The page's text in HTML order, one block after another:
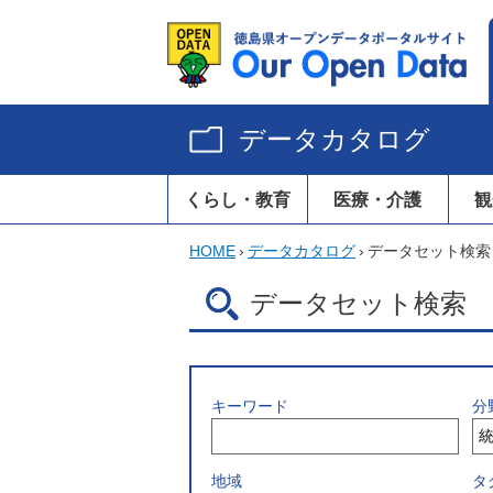
データカタログ
くらし・教育 医療・介護
HOME› データカタログ› データセット検索
データセット検索
キーワード 分
地域 タ